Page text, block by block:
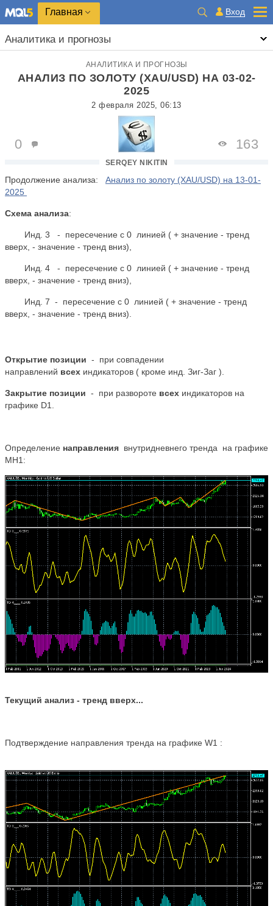
Главная Вход
Аналитика и прогнозы
АНАЛИТИКА И ПРОГНОЗЫ
АНАЛИЗ ПО ЗОЛОТУ (XAU/USD) НА 03-02-
2025
2 февраля 2025, 06:13
SERQEY NIKITIN
0 163
Продолжение анализа: Анализ по золоту (XAU/USD) на 13-01-
2025
Схема анализа:
Инд. 3 - пересечение с 0 линией ( + значение - тренд
вверх, - значение - тренд вниз),
Инд. 4 - пересечение с 0 линией ( + значение - тренд
вверх, - значение - тренд вниз),
Инд. 7 - пересечение с 0 линией ( + значение - тренд
вверх, - значение - тренд вниз).
Открытие позиции - при совпадении
направлений всех индикаторов ( кроме инд. Зиг-Заг ).
Закрытие позиции - при развороте всех индикаторов на
графике D1.
Определение направления внутридневнего тренда на графике
МН1:
Текущий анализ - тренд вверх...
Подтверждение направления тренда на графике W1 :